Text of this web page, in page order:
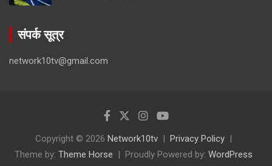
संपर्क सूत्र
network10tv@gmail.com
Copyright © 2026 Network10tv
Privacy Policy
Theme by: Theme Horse Proudly Powered by: WordPress